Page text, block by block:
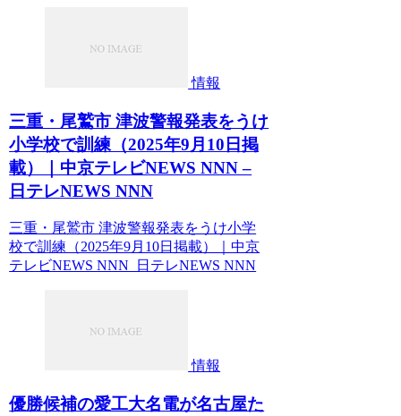
情報
三重・尾鷲市 津波警報発表をうけ
小学校で訓練（2025年9月10日掲
載）｜中京テレビNEWS NNN –
日テレNEWS NNN
三重・尾鷲市 津波警報発表をうけ小学
校で訓練（2025年9月10日掲載）｜中京
テレビNEWS NNN 日テレNEWS NNN
情報
優勝候補の愛工大名電が名古屋た